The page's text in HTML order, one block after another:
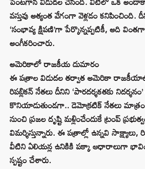
వస్తువు అత్యంత వేగంగా వెళ్లడం కనిపించింది.
‘సంభావ్య క్షిపణి’గా పేర్కొన్నప్పటికీ, అది
అంగీకరించారు.
అమెరికాలో రాజకీయ దుమారం
ఈ పత్రాల విడుదల తర్వాత అమెరికా
రిపబ్లికన్ నేతలు దీనిని ‘పారదర్శకతకు
కొనియాడుతుండగా.. డెమోక్రటిక్ నేతలు
నుంచి ప్రజల దృష్టి మళ్లించేందుకే ట్రంప్
విమర్శిస్తున్నారు. ఈ పత్రాల్లో ఉన్నవి
వీటిని ఏలియన్ల ఉనికికి పక్కా ఆధారాలుగా
స్పష్టం చేశారు.